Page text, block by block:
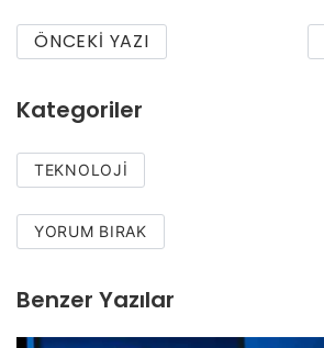
ÖNCEKI YAZI
Kategoriler
TEKNOLOJI
YORUM BIRAK
Benzer Yazılar